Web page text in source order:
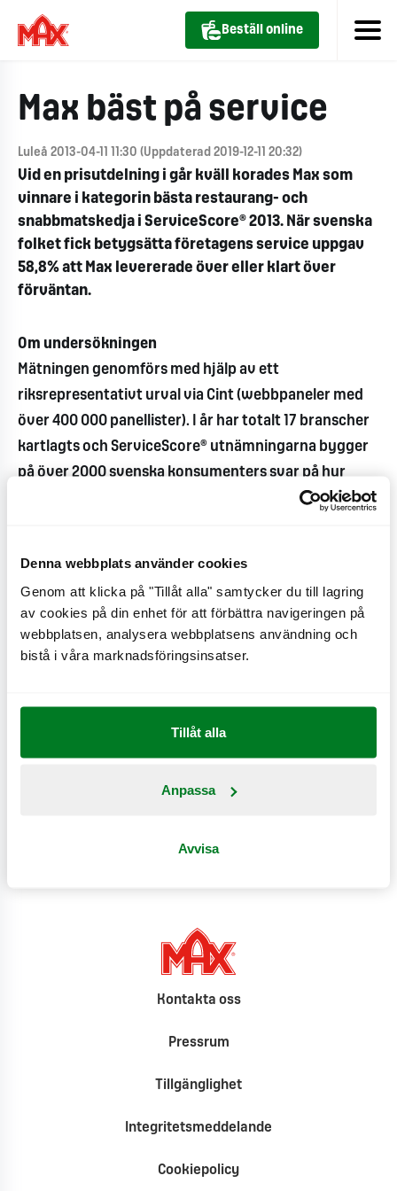
Denna webbplats använder cookies
Genom att klicka på "Tillåt alla" samtycker du till lagring
av cookies på din enhet för att förbättra navigeringen på
webbplatsen, analysera webbplatsens användning och
bistå i våra marknadsföringsinsatser.
Tillåt alla
Anpassa
Avvisa
Beställ online
Max bäst på service
Luleå 2013-04-11 11:30 (Uppdaterad 2019-12-11 20:32)
Vid en prisutdelning i går kväll korades Max som
vinnare i kategorin bästa restaurang- och
snabbmatskedja i ServiceScore® 2013. När svenska
folket fick betygsätta företagens service uppgav
58,8% att Max levererade över eller klart över
förväntan.
Om undersökningen
Mätningen genomförs med hjälp av ett
riksrepresentativt urval via Cint (webbpaneler med
över 400 000 panellister). I år har totalt 17 branscher
kartlagts och ServiceScore® utnämningarna bygger
på över 2000 svenska konsumenters svar på hur
olika företag ger dem service och vilka företag som
Nyheter
MAX växlar upp hållbarhetsarbetet: Ny strategi
MAX lanserar Fizzy Bobas – läskande nyheter med
fruktiga, poppande bobapärlor
nu lanserar MAX nya proteinburgare
Kontakta oss
Pressrum
Tillgänglighet
Integritetsmeddelande
Cookiepolicy